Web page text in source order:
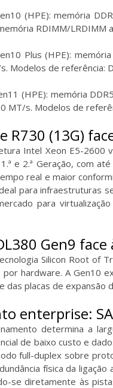
(HPE): memória
RDIMM/
Plus (HPE):
Modelos de referência:
(HPE): memória
MT/s. Modelos de
R730 (13G)
Intel Xeon E5-2600
e 2.ª Geração, com
real e maior
para infraestruturas
para
Gen9 face
Silicon Root of
hardware. A Gen10
das placas de expansão
enterprise:
determina a
de baixo custo e
full-duplex sobre
física da
se diretamente às